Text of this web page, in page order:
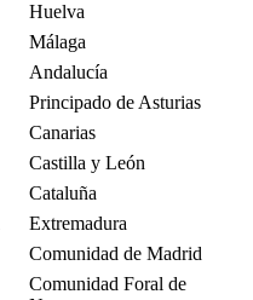
Huelva
Málaga
Andalucía
Principado de Asturias
Canarias
Castilla y León
Cataluña
Extremadura
Comunidad de Madrid
Comunidad Foral de